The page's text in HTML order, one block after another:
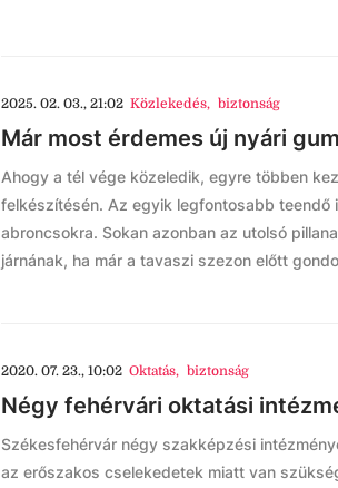
2025. 02. 03., 21:02 Közlekedés, biztonság
Már most érdemes új nyári
Ahogy a tél vége közeledik, egyre többen
felkészítésén. Az egyik legfontosabb teendő
abroncsokra. Sokan azonban az utolsó
járnának, ha már a tavaszi szezon előtt
2020. 07. 23., 10:02 Oktatás, biztonság
Négy fehérvári oktatási
Székesfehérvár négy szakképzési
az erőszakos cselekedetek miatt van